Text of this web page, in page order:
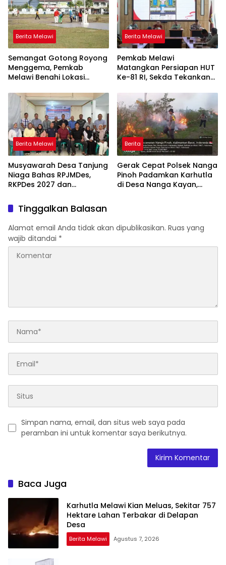
Berita Melawi
Semangat Gotong Royong
Menggema, Pemkab
Melawi Benahi Lokasi
Berita Melawi
Pemkab Melawi
Matangkan Persiapan HUT
Ke-81 RI, Sekda Tekankan
Jawab Panitia
Berita Melawi
Musyawarah Desa Tanjung
Niaga Bahas RPJMDes,
RKPDes 2027 dan
Stunting
Berita
Gerak Cepat Polsek Nanga
Pinoh Padamkan Karhutla
di Desa Nanga Kayan,
Tinggalkan Balasan
Alamat email Anda tidak akan dipublikasikan. Ruas yang
wajib ditandai *
Simpan nama, email, dan situs web saya pada
peramban ini untuk komentar saya berikutnya.
Baca Juga
Karhutla Melawi Kian Meluas, Sekitar 757
Hektare Lahan Terbakar di Delapan
Desa
Berita Melawi Agustus 7, 2026